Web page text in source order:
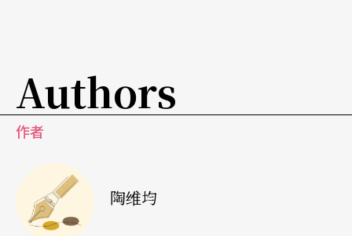
的程度很难拿捏，演出内容也会因观众而大幅改
变。在我家演出的《从心出发》设定是一位心灵咨
在家中，观众必须找出谁是凶手？开演前我跟演员
说必须做最坏的准备。如果观众全不在状况内、不
Authors
作者
陶维均